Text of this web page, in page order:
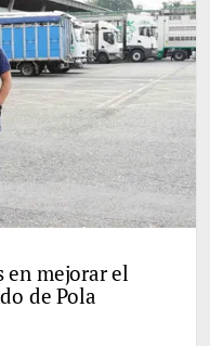
en mejorar el
de Pola